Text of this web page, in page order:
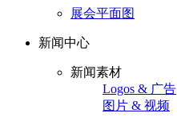
展会平面图
新闻中心
新闻素材
Logos & 广告
图片 & 视频